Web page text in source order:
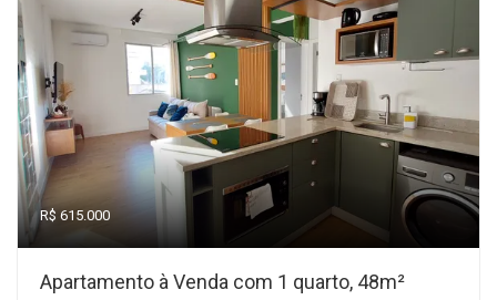
R$ 615.000
Apartamento à Venda com 1 quarto, 48m²